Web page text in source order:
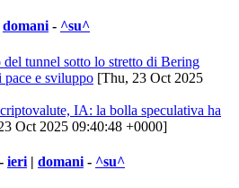
domani - ^su^
tunnel sotto lo stretto di Bering
pace e sviluppo [Thu, 23 Oct 2025
IA: la bolla speculativa ha
Oct 2025 09:40:48 +0000]
ieri | domani - ^su^